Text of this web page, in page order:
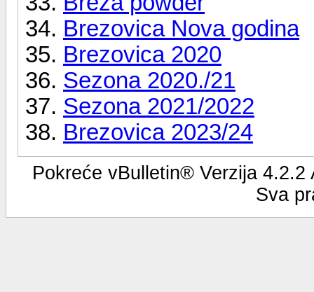
Brezovica Nova godina
Brezovica 2020
Sezona 2020./21
Sezona 2021/2022
Brezovica 2023/24
Pokreće vBulletin® Verzija
Sva